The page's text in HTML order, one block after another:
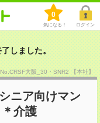
0
気になる！ ログイン
しました。
No.CRSF大阪_30・SNR2 【本社】
ニア向けマン
介護